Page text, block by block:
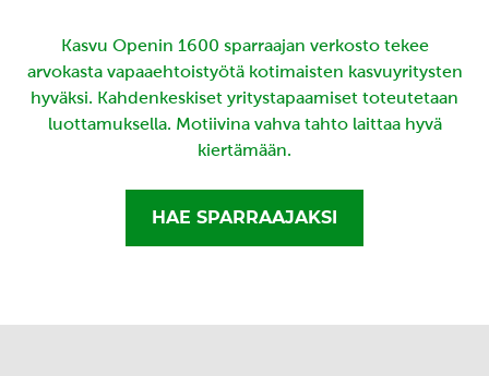
Kasvu Openin 1600 sparraajan verkosto tekee
arvokasta vapaaehtoistyötä kotimaisten kasvuyritysten
hyväksi. Kahdenkeskiset yritystapaamiset toteutetaan
luottamuksella. Motiivina vahva tahto laittaa hyvä
kiertämään.
HAE SPARRAAJAKSI